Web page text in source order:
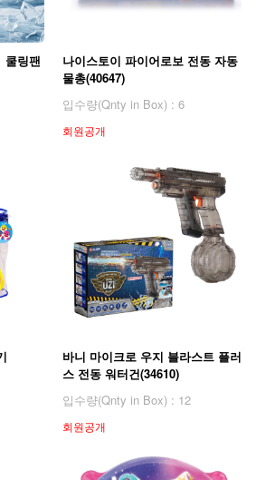
쿨링팬
나이스토이 파이어로보 전동 자동
물총(40647)
입수량(Qnty in Box) : 6
회원공개
바니 마이크로 우지 블라스트 플러
스 전동 워터건(34610)
입수량(Qnty in Box) : 12
회원공개